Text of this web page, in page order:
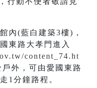
內(藍白建築3樓)，
東路大孝門進入
content_74.ht
外，可由愛國東路
1分鐘路程。